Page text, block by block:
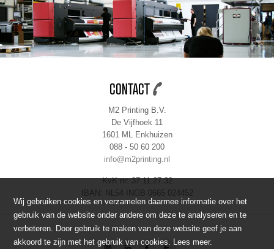
CONTACT
M2 Printing B.V.
De Vijfhoek 11
1601 ML Enkhuizen
088 - 50 60 200
info@m2printing.nl
KvK nr: 37.11.27.32
IBAN: NL54 INGB 0665 024452
Wij gebruiken cookies en verzamelen daarmee informatie over het
gebruik van de website onder andere om deze te analyseren en te
verbeteren. Door gebruik te maken van deze website geef je aan
akkoord te zijn met het gebruik van cookies. Lees meer.